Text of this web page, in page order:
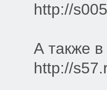
http://
А также
http://